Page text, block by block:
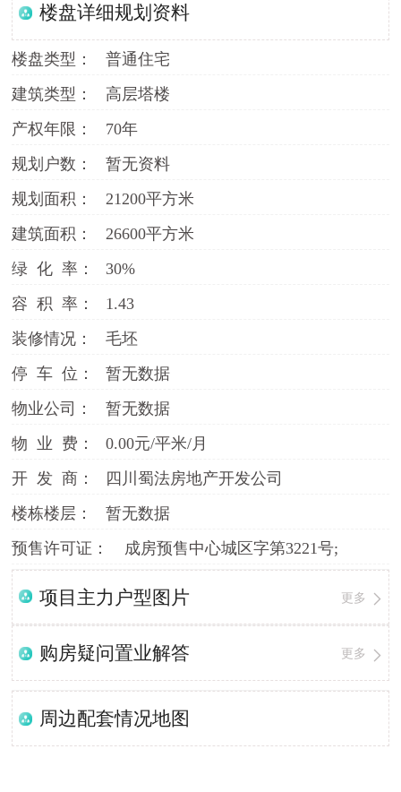
楼盘详细规划资料
楼盘类型：
普通住宅
建筑类型：
高层塔楼
产权年限：
70年
规划户数：
暂无资料
规划面积：
21200平方米
建筑面积：
26600平方米
绿 化 率：
30%
容 积 率：
1.43
装修情况：
毛坯
停 车 位：
暂无数据
物业公司：
暂无数据
物 业 费：
0.00元/平米/月
开 发 商：
四川蜀法房地产开发公司
楼栋楼层：
暂无数据
预售许可证：
成房预售中心城区字第3221号;
项目主力户型图片 更多
购房疑问置业解答 更多
周边配套情况地图